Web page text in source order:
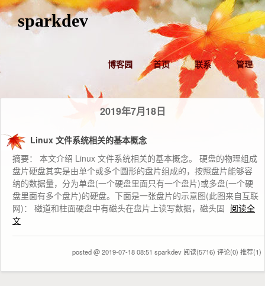
sparkdev
博客园 首页 联系 管理
2019年7月18日
Linux 文件系统相关的基本概念
摘要： 本文介绍 Linux 文件系统相关的基本概念。 硬盘的物理组成
盘片硬盘其实是由单个或多个圆形的盘片组成的，按照盘片能够容
纳的数据量，分为单盘(一个硬盘里面只有一个盘片)或多盘(一个硬
盘里面有多个盘片)的硬盘。下面是一张盘片的示意图(此图来自互联
网)： 磁道和柱面硬盘中有磁头在盘片上读写数据，磁头固 阅读全
文
posted @ 2019-07-18 08:51 sparkdev 阅读(5716) 评论(0) 推荐(1)